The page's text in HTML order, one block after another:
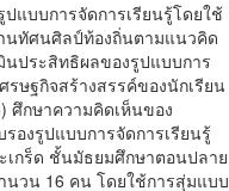
แบบการจัดการเรียนรู้โดยใช้
นทัศนศิลป์ท้องถิ่นตามแนวคิด
นประสิทธิผลของรูปแบบการ
ษฐกิจสร้างสรรค์ของนักเรียน
ศึกษาความคิดเห็นของ
องรูปแบบการจัดการเรียนรู้
เกร็ด ชั้นมัธยมศึกษาตอนปลาย
วน 16 คน โดยใช้การสุ่มแบบ